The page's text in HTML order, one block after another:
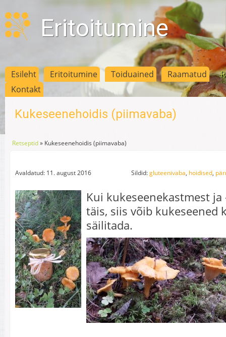
Eritoitumine
Esileht Eritoitumine Toiduained Raamatud
Kontakt
Kukeseenehoidis (piimavaba)
Retseptid» Kukeseenehoidis (piimavaba)
Avaldatud: 11. august 2016 Sildid:gluteenivaba, hoidised,
Kui kukeseenekastmest
täis, siis võib kukeseened
säilitada.